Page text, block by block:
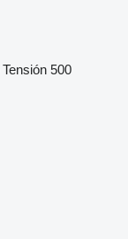
Tensión 500